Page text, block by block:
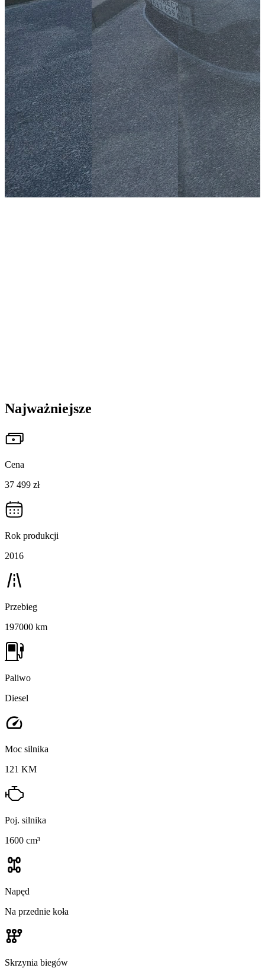
Najważniejsze
Cena
37 499 zł
Rok produkcji
2016
Przebieg
197000 km
Paliwo
Diesel
Moc silnika
121 KM
Poj. silnika
1600 cm³
Napęd
Na przednie koła
Skrzynia biegów